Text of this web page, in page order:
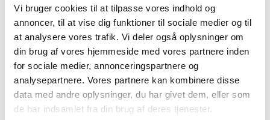
Vi bruger cookies til at tilpasse vores indhold og
annoncer, til at vise dig funktioner til sociale medier og til
at analysere vores trafik. Vi deler også oplysninger om
din brug af vores hjemmeside med vores partnere inden
for sociale medier, annonceringspartnere og
analysepartnere. Vores partnere kan kombinere disse
data med andre oplysninger, du har givet dem, eller som
de har indsamlet fra din brug af deres tjenester.
Thomas & Uber Cup giver danske badmintonfans
og sportsinteresserede mulighed for at se
badminton i absolut verdensklasse.
Sideløbende med mesterskaberne, som udspilles i
Ceres Park & Arena, får alle mulighed for at prøve
at spille badminton på traditionel vis, men også på
helt nye måder med Airbadminton og andre